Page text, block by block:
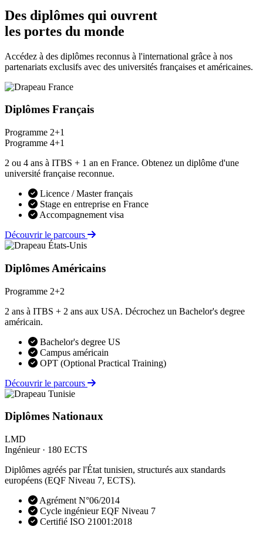
Des diplômes qui ouvrent
les portes du monde
Accédez à des diplômes reconnus à l'international grâce à nos
partenariats exclusifs avec des universités françaises et américaines.
Diplômes Français
Programme 2+1
Programme 4+1
2 ou 4 ans à ITBS + 1 an en France. Obtenez un diplôme d'une
université française reconnue.
Licence / Master français
Stage en entreprise en France
Accompagnement visa
Découvrir le parcours
Diplômes Américains
Programme 2+2
2 ans à ITBS + 2 ans aux USA. Décrochez un Bachelor's degree
américain.
Bachelor's degree US
Campus américain
OPT (Optional Practical Training)
Découvrir le parcours
Diplômes Nationaux
LMD
Ingénieur · 180 ECTS
Diplômes agréés par l'État tunisien, structurés aux standards
européens (EQF Niveau 7, ECTS).
Agrément N°06/2014
Cycle ingénieur EQF Niveau 7
Certifié ISO 21001:2018